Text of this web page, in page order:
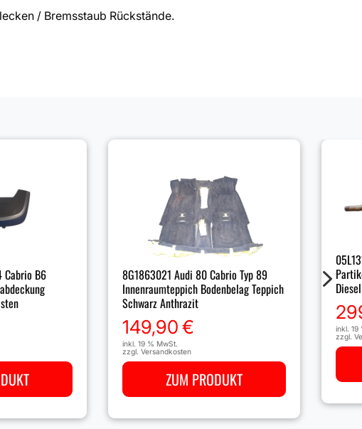
/ Bremsstaub Rückstände.
Cabrio B6
8G1863021 Audi 80 Cabrio Typ 89
Innenraumteppich Bodenbelag Teppich
Schwarz Anthrazit
149,90€
inkl. 19 % MwSt.
zzgl. Versandkosten
ZUM PRODUKT
inkl. 19
zzgl.
5